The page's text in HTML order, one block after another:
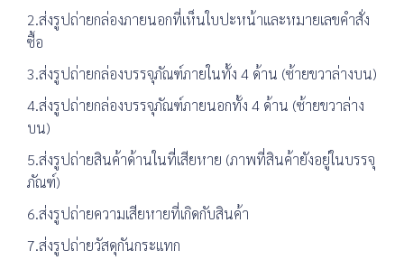
2.ส่งรูปถ่ายกล่องภายนอกที่เห็นใบปะหน้าและหมายเลขคำสั่ง
ซื้อ
3.ส่งรูปถ่ายกล่องบรรจุภัณฑ์ภายในทั้ง 4 ด้าน (ซ้ายขวาล่างบน)
4.ส่งรูปถ่ายกล่องบรรจุภัณฑ์ภายนอกทั้ง 4 ด้าน (ซ้ายขวาล่าง
บน)
5.ส่งรูปถ่ายสินค้าด้านในที่เสียหาย (ภาพที่สินค้ายังอยู่ในบรรจุ
ภัณฑ์)
6.ส่งรูปถ่ายความเสียหายที่เกิดกับสินค้า
7.ส่งรูปถ่ายวัสดุกันกระแทก